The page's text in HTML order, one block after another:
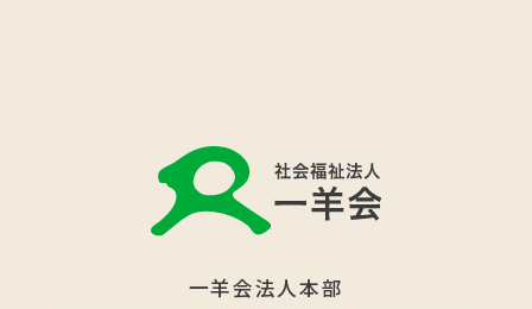
一羊会法人本部